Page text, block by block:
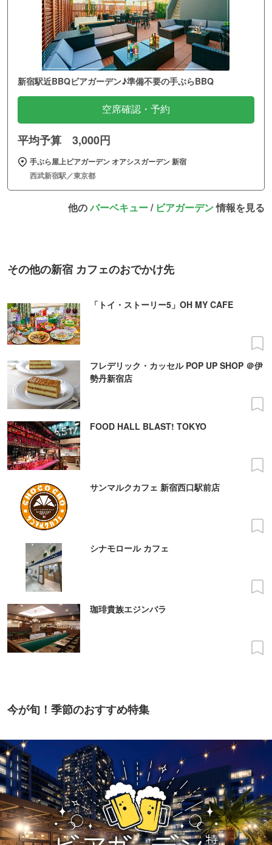
新宿駅近BBQビアガーデン♪準備不要の手ぶらBBQ
空席確認・予約
平均予算 3,000円
手ぶら屋上ビアガーデン オアシスガーデン 新宿
西武新宿駅／東京都
他のバーベキュー/ ビアガーデン情報を見る
その他の新宿 カフェのおでかけ先
「トイ・ストーリー5」OH MY CAFE
フレデリック・カッセル POP UP SHOP ＠伊
勢丹新宿店
FOOD HALL BLAST! TOKYO
サンマルクカフェ 新宿西口駅前店
シナモロール カフェ
珈琲貴族エジンバラ
今が旬！季節のおすすめ特集